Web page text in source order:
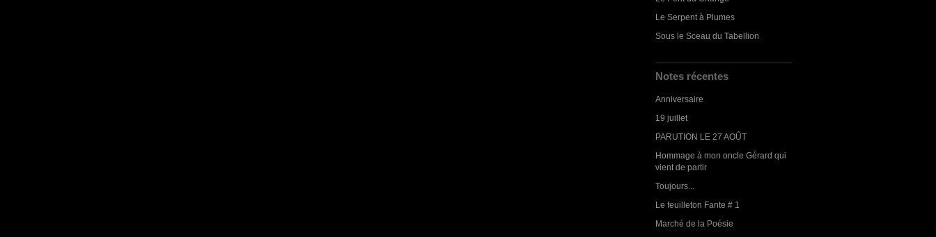
Le Serpent à Plumes
Sous le Sceau du Tabellion
Notes récentes
Anniversaire
19 juillet
PARUTION LE 27 AOÛT
Hommage à mon oncle Gérard qui
vient de partir
Toujours...
Le feuilleton Fante # 1
Marché de la Poésie